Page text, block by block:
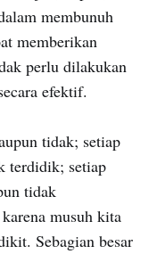
membunuh
memberikan
perlu dilakukan
efektif.
tidak; setiap
terdidik; setiap
tidak
musuh kita
Sebagian besar